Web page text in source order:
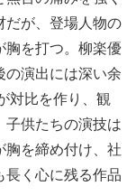
だが、登場人物の
胸を打つ。柳楽優
の演出には深い余
対比を作り、観
子供たちの演技は
胸を締め付け、社
長く心に残る作品